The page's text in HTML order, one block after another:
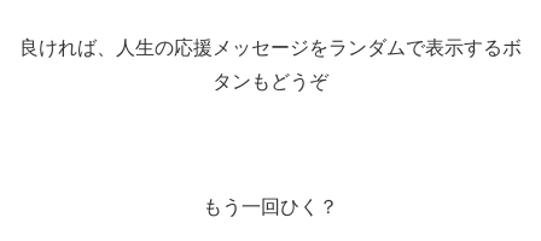
良ければ、人生の応援メッセージをランダムで表示するボ
タンもどうぞ
もう一回ひく？